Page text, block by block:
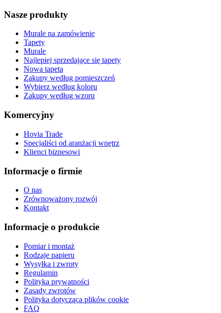
Nasze produkty
Murale na zamówienie
Tapety
Murale
Najlepiej sprzedające się tapety
Nowa tapeta
Zakupy według pomieszczeń
Wybierz według koloru
Zakupy według wzoru
Komercyjny
Hovia Trade
Specjaliści od aranżacji wnętrz
Klienci biznesowi
Informacje o firmie
O nas
Zrównoważony rozwój
Kontakt
Informacje o produkcie
Pomiar i montaż
Rodzaje papieru
Wysyłka i zwroty
Regulamin
Polityka prywatności
Zasady zwrotów
Polityka dotycząca plików cookie
FAQ